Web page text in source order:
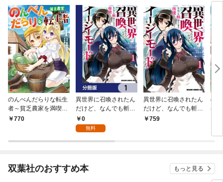
のんべんだらりな転生
者～貧乏農家を満喫す
～（コミック） 1
770
異世界に召喚されたん
だけど、なんでも斬れ
てしまう権能を手に入
れたのでイージーモー
1
0
無料
異世界に召喚されたん
だけど、なんでも斬れ
てしまう権能を手に入
759
の
者
双葉社のおすすめ本 もっと見る